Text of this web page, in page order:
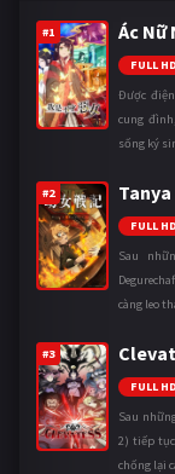
#1 Ác Nữ
FULL
Được
cung
sống ký
#2 Tanya
FULL
Sau
càng leo
#3
FULL
Sau
2) tiếp tục
chống lại